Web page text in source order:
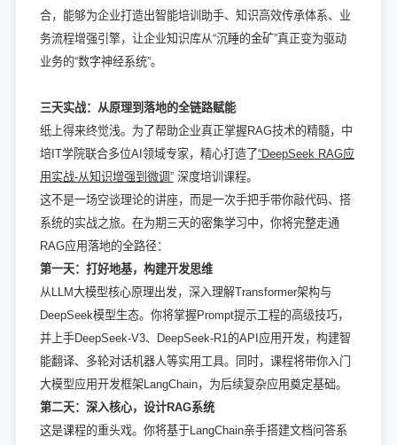
合，能够为企业打造出智能培训助手、知识高效传承体系、业
务流程增强引擎，让企业知识库从“沉睡的金矿”真正变为驱动
业务的“数字神经系统”。
三天实战：从原理到落地的全链路赋能
纸上得来终觉浅。为了帮助企业真正掌握RAG技术的精髓，中
培IT学院联合多位AI领域专家，精心打造了“DeepSeek RAG应
用实战-从知识增强到微调”深度培训课程。
这不是一场空谈理论的讲座，而是一次手把手带你敲代码、搭
系统的实战之旅。在为期三天的密集学习中，你将完整走通
RAG应用落地的全路径：
第一天：打好地基，构建开发思维
从LLM大模型核心原理出发，深入理解Transformer架构与
DeepSeek模型生态。你将掌握Prompt提示工程的高级技巧，
并上手DeepSeek-V3、DeepSeek-R1的API应用开发，构建智
能翻译、多轮对话机器人等实用工具。同时，课程将带你入门
大模型应用开发框架LangChain，为后续复杂应用奠定基础。
第二天：深入核心，设计RAG系统
这是课程的重头戏。你将基于LangChain亲手搭建文档问答系